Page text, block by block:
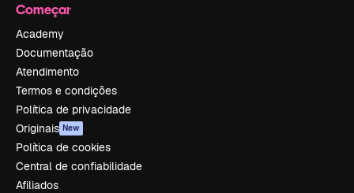
Começar
Academy
Documentação
Atendimento
Termos e condições
Política de privacidade
Originais New
Política de cookies
Central de confiabilidade
Afiliados